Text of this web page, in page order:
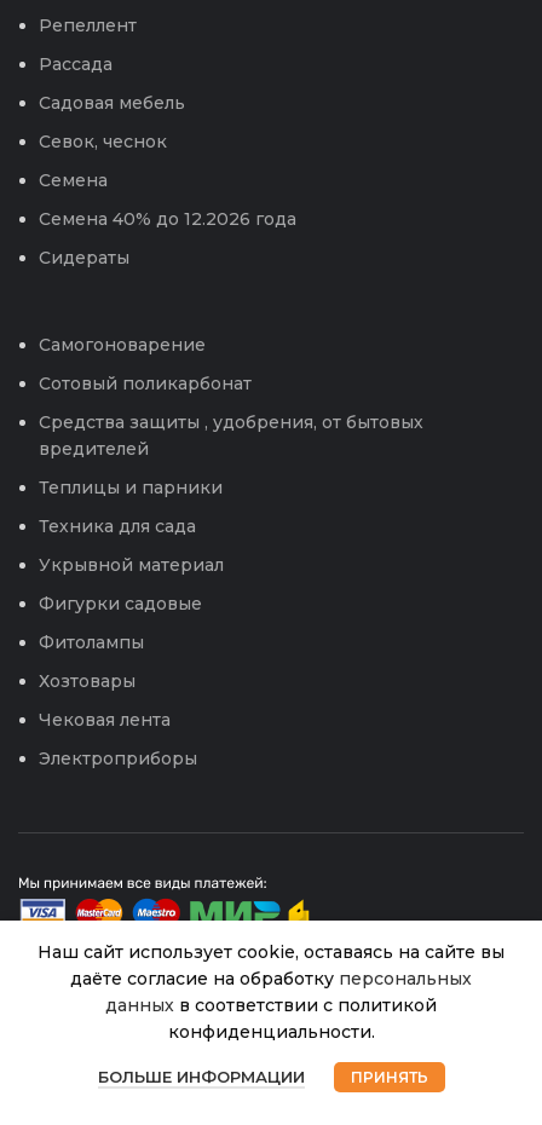
Репеллент
Рассада
Садовая мебель
Севок, чеснок
Семена
Семена 40% до 12.2026 года
Сидераты
Самогоноварение
Сотовый поликарбонат
Средства защиты , удобрения, от бытовых
вредителей
Теплицы и парники
Техника для сада
Укрывной материал
Фигурки садовые
Фитолампы
Хозтовары
Чековая лента
Электроприборы
Интернет магазин Успех. ИП Хрипунов Сергей
Александрович
Все права защищены.Персональные данные.
Наш сайт использует cookie, оставаясь на сайте вы
даёте согласие на обработку персональных
данных в соответствии с политикой
конфиденциальности.
БОЛЬШЕ ИНФОРМАЦИИ ПРИНЯТЬ
От
грызунов
Кротонол
от
193.00₽
наличии
Магазин Избранное Корзина Мой аккаунт